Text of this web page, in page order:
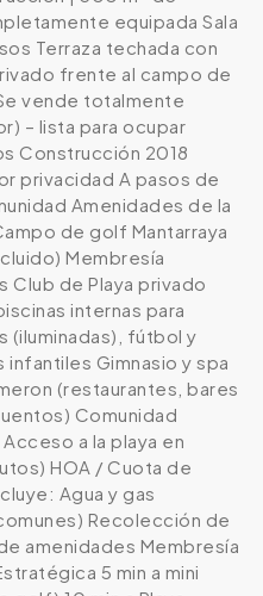
equipada Sala
Terraza techada con
frente al campo de
vende totalmente
– lista para ocupar
Construcción 2018
privacidad A pasos de
Amenidades de la
de golf Mantarraya
Membresía
Club de Playa privado
internas para
(iluminadas), fútbol y
Gimnasio y spa
(restaurantes, bares
Comunidad
a la playa en
HOA / Cuota de
Agua y gas
Recolección de
amenidades Membresía
5 min a mini